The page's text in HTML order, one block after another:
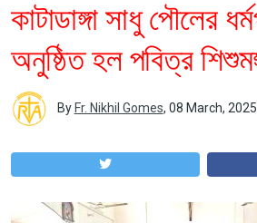
কাটাডাঙ্গা সাধু পৌলের
অনুষ্ঠিত হল পবিত্র
By Fr. Nikhil Gomes, 08 March, 2025